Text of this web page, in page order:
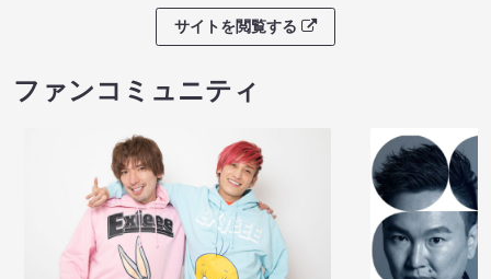
サイトを閲覧する
ファンコミュニティ